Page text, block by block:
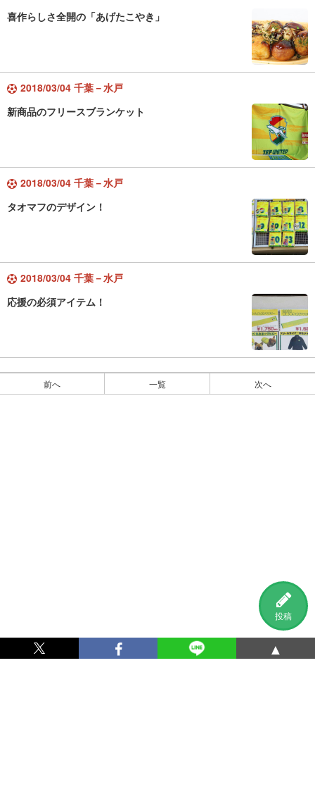
投稿
喜作らしさ全開の「あげたこやき」
2018/03/04 千葉－水戸
新商品のフリースブランケット
2018/03/04 千葉－水戸
タオマフのデザイン！
2018/03/04 千葉－水戸
応援の必須アイテム！
前へ 一覧 次へ
▲